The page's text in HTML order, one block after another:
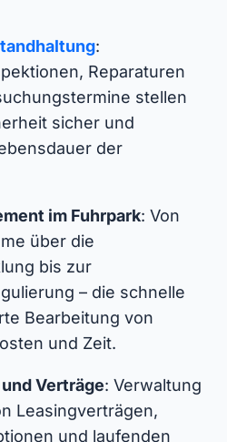
:
Reparaturen
stellen
sicher und
der
im Fuhrpark: Von
über die
bis zur
– die schnelle
Bearbeitung von
und Zeit.
Verträge: Verwaltung
Leasingverträgen,
und laufenden